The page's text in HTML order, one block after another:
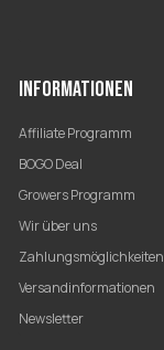
INFORMATIONEN
Affiliate Programm
BOGO Deal
Growers Programm
Wir über uns
Zahlungsmöglichkeiten
Versandinformationen
Newsletter